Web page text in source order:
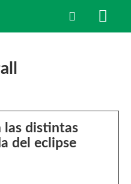
las distintas
del eclipse